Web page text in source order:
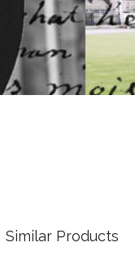
Similar Products